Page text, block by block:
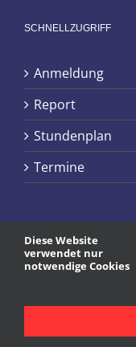
SCHNELLZUGRIFF
Anmeldung
Report
Stundenplan
Termine
Diese Website
verwendet nur
notwendige Cookies